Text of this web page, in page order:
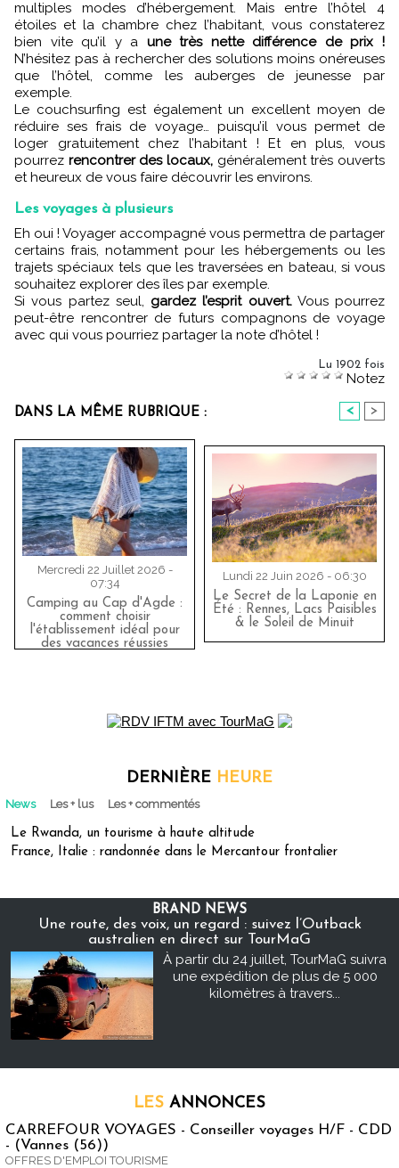
multiples modes d’hébergement. Mais entre l’hôtel 4
étoiles et la chambre chez l’habitant, vous constaterez
bien vite qu’il y a une très nette différence de prix !
N’hésitez pas à rechercher des solutions moins onéreuses
que l’hôtel, comme les auberges de jeunesse par
exemple.
Le couchsurfing est également un excellent moyen de
réduire ses frais de voyage… puisqu’il vous permet de
loger gratuitement chez l’habitant ! Et en plus, vous
pourrez rencontrer des locaux, généralement très ouverts
et heureux de vous faire découvrir les environs.
Les voyages à plusieurs
Eh oui ! Voyager accompagné vous permettra de partager
certains frais, notamment pour les hébergements ou les
trajets spéciaux tels que les traversées en bateau, si vous
souhaitez explorer des îles par exemple.
Si vous partez seul, gardez l’esprit ouvert.Vous pourrez
peut-être rencontrer de futurs compagnons de voyage
avec qui vous pourriez partager la note d’hôtel !
Lu 1902 fois
Notez
DANS LA MÊME RUBRIQUE : < >
Mercredi 22 Juillet 2026 -
07:34
Camping au Cap d'Agde :
comment choisir
l'établissement idéal pour
des vacances réussies
Lundi 22 Juin 2026 - 06:30
Le Secret de la Laponie en
Été : Rennes, Lacs Paisibles
& le Soleil de Minuit
DERNIÈRE HEURE
News Les + lus Les + commentés
Le Rwanda, un tourisme à haute altitude
France, Italie : randonnée dans le Mercantour frontalier
BRAND NEWS
Une route, des voix, un regard : suivez l’Outback
australien en direct sur TourMaG
À partir du 24 juillet, TourMaG suivra
une expédition de plus de 5 000
kilomètres à travers...
LES ANNONCES
CARREFOUR VOYAGES - Conseiller voyages H/F - CDD
- (Vannes (56))
OFFRES D'EMPLOI TOURISME